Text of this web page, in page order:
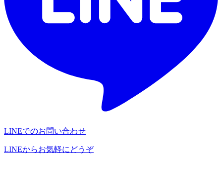
LINEでのお問い合わせ
LINEからお気軽にどうぞ